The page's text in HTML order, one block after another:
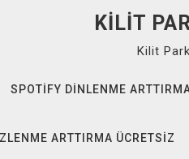
KILIT
Kilit
SPOTIFY DINLENME
ARTTIRMA ÜCRETSIZ